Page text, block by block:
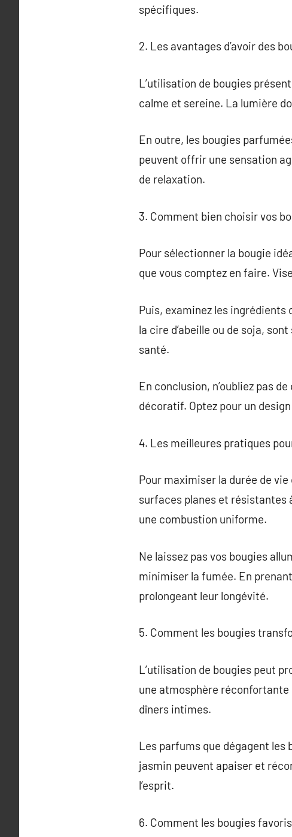
spécifiques.
2. Les avantages d’avoir des
L’utilisation de bougies
calme et sereine. La lumière
En outre, les bougies
peuvent offrir une sensation
de relaxation.
3. Comment bien choisir vos
Pour sélectionner la bougie
que vous comptez en faire.
Puis, examinez les
la cire d’abeille ou de soja,
santé.
En conclusion, n’oubliez pas
décoratif. Optez pour un
4. Les meilleures pratiques
Pour maximiser la durée de
surfaces planes et résistantes
une combustion uniforme.
Ne laissez pas vos bougies
minimiser la fumée. En
prolongeant leur longévité.
5. Comment les bougies
L’utilisation de bougies peut
une atmosphère
dîners intimes.
Les parfums que dégagent les
jasmin peuvent apaiser et
l’esprit.
6. Comment les bougies